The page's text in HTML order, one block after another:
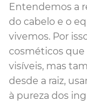
Entendemos a
do cabelo e o
vivemos. Por
cosméticos que
visíveis, mas
desde a raiz,
à pureza dos